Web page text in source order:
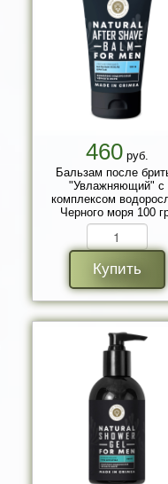
460руб.
Бальзам после
"Увлажняющий" с
комплексом
Черного моря 100
Купить